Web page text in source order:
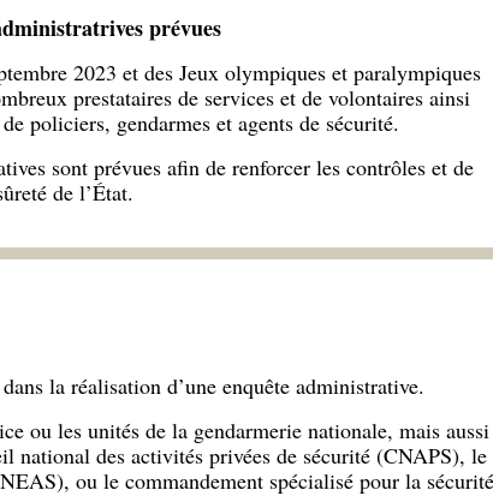
prévues
2023 et des Jeux olympiques et paralympiques
prestataires de services et de volontaires ainsi
policiers, gendarmes et agents de sécurité.
sont prévues afin de renforcer les contrôles et de
de l’État.
la réalisation d’une enquête administrative.
ou les unités de la gendarmerie nationale, mais aussi
national des activités privées de sécurité (CNAPS), le
ou le commandement spécialisé pour la sécurité